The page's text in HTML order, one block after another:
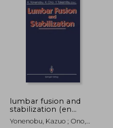
45%
dcto.
lumbar fusion and
stabilization (en
Inglés)
Yonenobu, Kazuo ; Ono,